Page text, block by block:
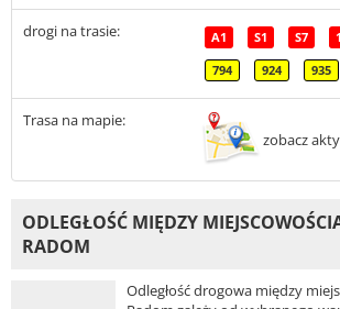
drogi na trasie: A1 S1 S7
794 924 935
Trasa na mapie:
zobacz
ODLEGŁOŚĆ MIĘDZY
RADOM
Odległość drogowa między